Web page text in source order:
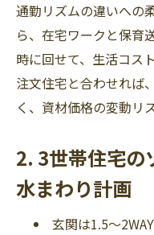
通勤リズムの違いへの
ら、在宅ワークと保育
時に回せて、生活コス
注文住宅と合わせれば
く、資材価格の変動リ
2. 3世帯住宅の
水まわり計画
玄関は1.5〜